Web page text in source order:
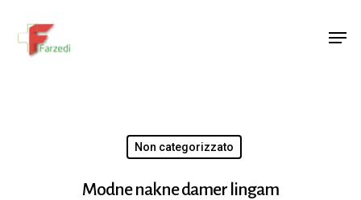
Non categorizzato
Modne nakne damer lingam